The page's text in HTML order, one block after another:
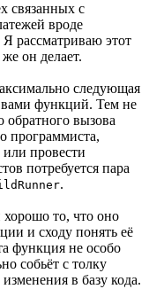
связанных с
вроде
Я рассматриваю этот
он делает.
следующая
функций. Тем не
вызова
программиста,
провести
потребуется пара
.
то, что оно
и сходу понять её
функция не особо
собьёт с толку
в базу кода.